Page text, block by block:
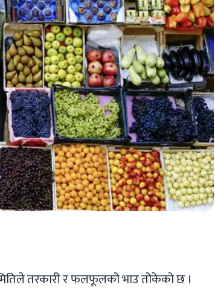
तरकारी र फलफूलको भाउ तोकेको छ ।